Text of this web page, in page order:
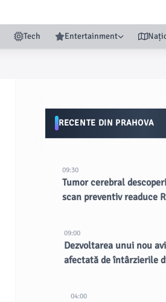
Tech Entertainment
RECENTE DIN PRAHOVA
09:30
Tumor cerebral
scan preventiv readuce
09:00
Dezvoltarea unui nou
afectată de întârzierile
04:00